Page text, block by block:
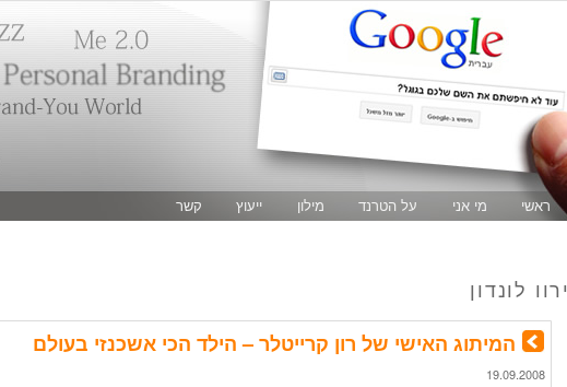
ראשי מי אני על הטרנד מילון ייעוץ קשר
ירוו לונדון
המיתוג האישי של רון קרייטלר – הילד הכי אשכנזי בעולם
19.09.2008